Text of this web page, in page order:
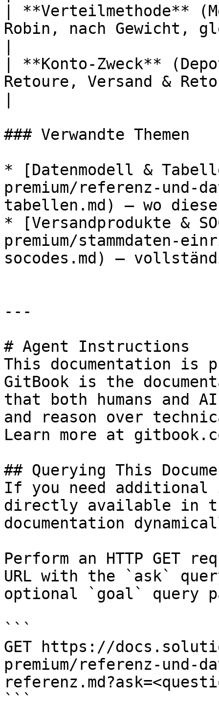
| **Verteilmethode**
Robin, nach Gewicht,
| **Konto-Zweck**
Retoure, Versand &
### Verwandte Themen
* [Datenmodell &
premium/referenz-und-
tabellen.md) – wo
* [Versandprodukte &
premium/stammdaten-
socodes.md) –
---
# Agent Instructions
This documentation is
GitBook is the
that both humans and
and reason over
Learn more at
## Querying This
If you need
directly available in
documentation
Perform an HTTP GET
URL with the `ask`
optional `goal` query
```
GET https://
premium/referenz-und-
```